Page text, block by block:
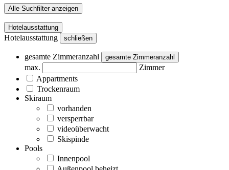
Alle Suchfilter anzeigen
Hotelausstattung
Hotelausstattung schließen
gesamte Zimmeranzahl gesamte Zimmeranzahl
max.
Zimmer
Appartments
Trockenraum
Skiraum
vorhanden
versperrbar
videoüberwacht
Skispinde
Pools
Innenpool